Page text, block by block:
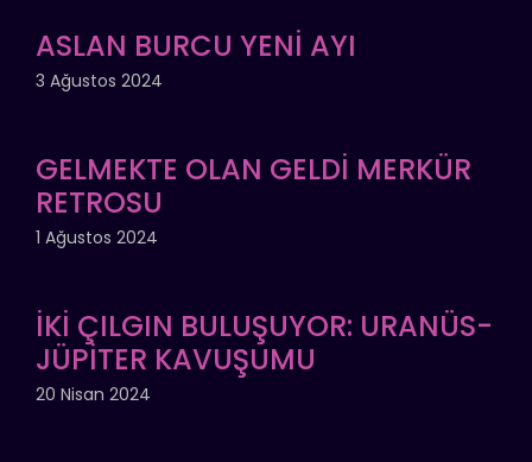
ASLAN BURCU YENİ AYI
3 Ağustos 2024
GELMEKTE OLAN GELDİ MERKÜR
RETROSU
1 Ağustos 2024
İKİ ÇILGIN BULUŞUYOR: URANÜS-
JÜPİTER KAVUŞUMU
20 Nisan 2024